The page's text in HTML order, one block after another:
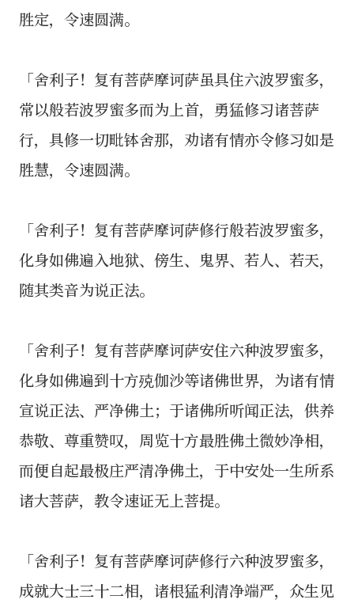
胜定，令速圆满。
「舍利子！复有菩萨摩诃萨虽具住六波罗蜜多，
常以般若波罗蜜多而为上首，勇猛修习诸菩萨
行，具修一切毗钵舍那，劝诸有情亦令修习如是
胜慧，令速圆满。
「舍利子！复有菩萨摩诃萨修行般若波罗蜜多，
化身如佛遍入地狱、傍生、鬼界、若人、若天，
随其类音为说正法。
「舍利子！复有菩萨摩诃萨安住六种波罗蜜多，
化身如佛遍到十方殑伽沙等诸佛世界，为诸有情
宣说正法、严净佛土；于诸佛所听闻正法，供养
恭敬、尊重赞叹，周览十方最胜佛土微妙净相，
而便自起最极庄严清净佛土，于中安处一生所系
诸大菩萨，教令速证无上菩提。
「舍利子！复有菩萨摩诃萨修行六种波罗蜜多，
成就大士三十二相，诸根猛利清净端严，众生见